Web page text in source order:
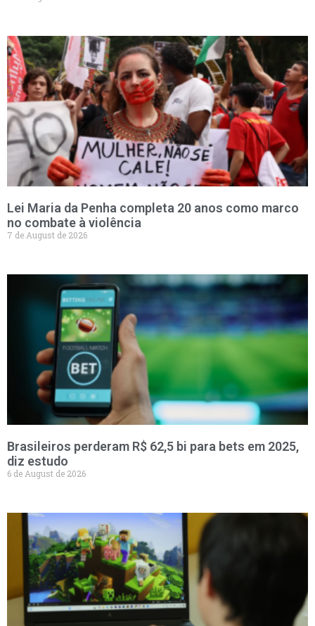
Lei Maria da Penha completa 20 anos como marco
no combate à violência
7 de August de 2026
Brasileiros perderam R$ 62,5 bi para bets em 2025,
diz estudo
6 de August de 2026